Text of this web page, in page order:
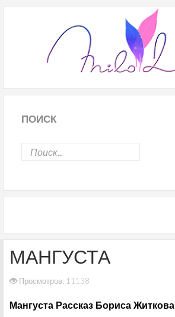
ПОИСК
МАНГУСТА
Просмотров: 11138
Мангуста Рассказ Бориса Житкова